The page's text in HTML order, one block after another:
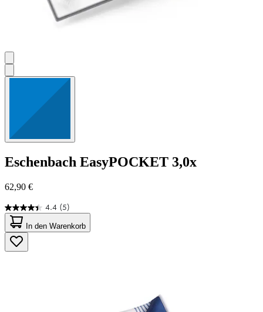
Eschenbach EasyPOCKET 3,0x
62,90 €
4.4 (5)
4.4
von
5
Sternen.
5
In den Warenkorb